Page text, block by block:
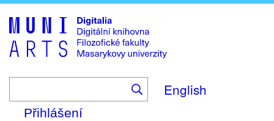
to
main
content
English
Přihlášení